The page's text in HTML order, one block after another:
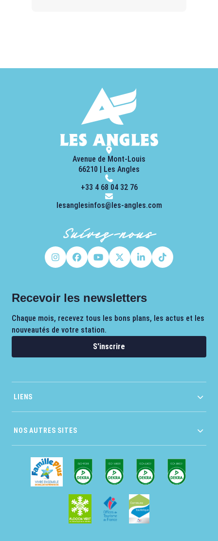
Avenue de Mont-Louis
66210 | Les Angles
+33 4 68 04 32 76
lesanglesinfos@les-angles.com
Suivez-nous
Recevoir les newsletters
Chaque mois, recevez tous les bons plans, les actus et les
nouveautés de votre station.
S'inscrire
LIENS
NOS AUTRES SITES